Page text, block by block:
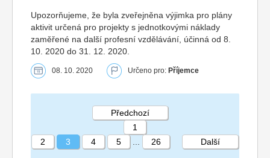
Upozorňujeme, že byla zveřejněna výjimka pro plány
aktivit určená pro projekty s jednotkovými náklady
zaměřené na další profesní vzdělávání, účinná od 8.
10. 2020 do 31. 12. 2020.
08. 10. 2020 Určeno pro: Příjemce
Předchozí
1
2
3 4 5 26 Další